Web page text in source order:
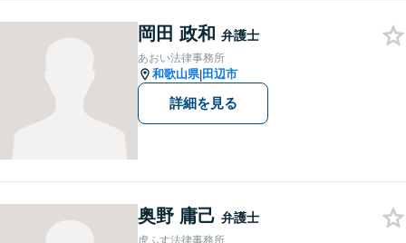
岡田 政和 弁護士
あおい法律事務所
和歌山県|田辺市
詳細を見る
奥野 庸己 弁護士
虎ふす法律事務所